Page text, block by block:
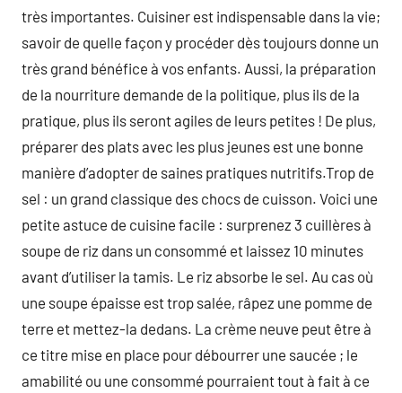
très importantes. Cuisiner est indispensable dans la vie;
savoir de quelle façon y procéder dès toujours donne un
très grand bénéfice à vos enfants. Aussi, la préparation
de la nourriture demande de la politique, plus ils de la
pratique, plus ils seront agiles de leurs petites ! De plus,
préparer des plats avec les plus jeunes est une bonne
manière d’adopter de saines pratiques nutritifs.Trop de
sel : un grand classique des chocs de cuisson. Voici une
petite astuce de cuisine facile : surprenez 3 cuillères à
soupe de riz dans un consommé et laissez 10 minutes
avant d’utiliser la tamis. Le riz absorbe le sel. Au cas où
une soupe épaisse est trop salée, râpez une pomme de
terre et mettez-la dedans. La crème neuve peut être à
ce titre mise en place pour débourrer une saucée ; le
amabilité ou une consommé pourraient tout à fait à ce